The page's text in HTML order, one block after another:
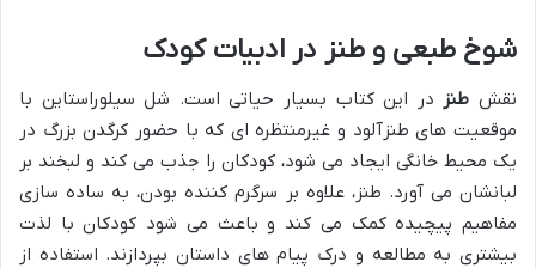
شوخ طبعی و طنز در ادبیات کودک
نقش طنز در این کتاب بسیار حیاتی است. شل سیلوراستاین با
موقعیت های طنزآلود و غیرمنتظره ای که با حضور کرگدن بزرگ در
یک محیط خانگی ایجاد می شود، کودکان را جذب می کند و لبخند بر
لبانشان می آورد. طنز، علاوه بر سرگرم کننده بودن، به ساده سازی
مفاهیم پیچیده کمک می کند و باعث می شود کودکان با لذت
بیشتری به مطالعه و درک پیام های داستان بپردازند. استفاده از